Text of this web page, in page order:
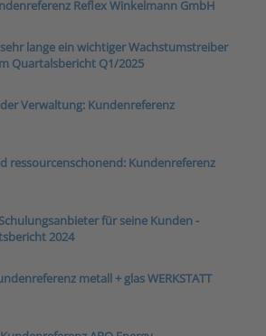
Reflex Winkelmann GmbH
lange ein wichtiger Wachstumstreiber
Quartalsbericht Q1/2025
Verwaltung: Kundenreferenz
ressourcenschonend: Kundenreferenz
für seine Kunden -
2024
metall + glas WERKSTATT